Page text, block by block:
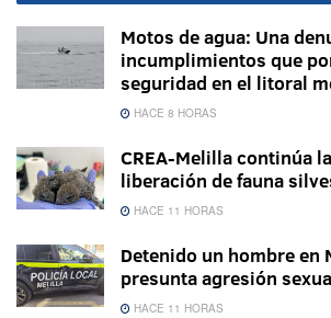
Motos de agua: Una
incumplimientos que
seguridad en el litoral
HACE 8 HORAS
CREA-Melilla continúa
liberación de fauna
HACE 11 HORAS
Detenido un hombre en
presunta agresión
HACE 11 HORAS